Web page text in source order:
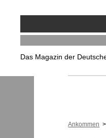
Das Magazin der
Ankommen